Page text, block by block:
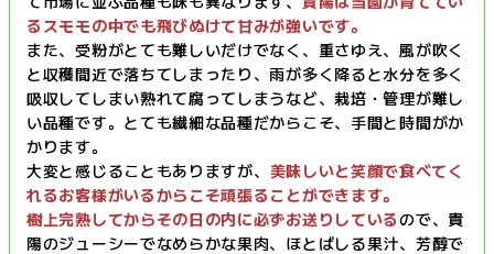
るスモモの中でも飛びぬけて甘みが強いです。
また、受粉がとても難しいだけでなく、重さゆえ、風が吹く
と収穫間近で落ちてしまったり、雨が多く降ると水分を多く
吸収してしまい熟れて腐ってしまうなど、栽培・管理が難し
い品種です。とても繊細な品種だからこそ、手間と時間がか
かります。
大変と感じることもありますが、 美味しいと笑顔で食べてく
れるお客様がいるからこそ頑張ることができます。
樹上完熟してからその日の内に必ずお送りしているので、貴
陽のジューシーでなめらかな果肉、ほとばしる果汁、芳醇で